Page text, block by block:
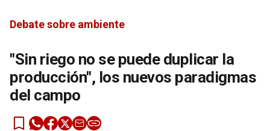
Debate sobre ambiente
"Sin riego no se puede duplicar la
producción", los nuevos paradigmas
del campo